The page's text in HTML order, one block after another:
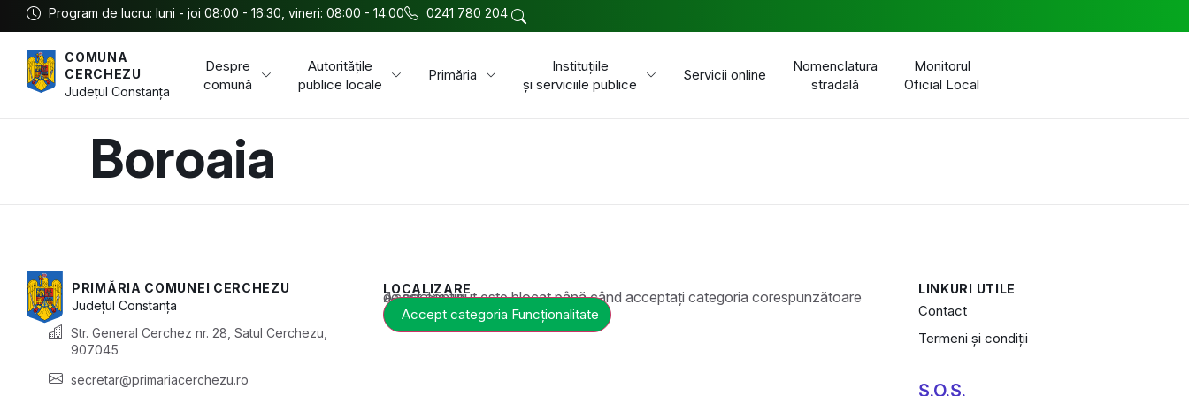
Program de lucru: luni - joi 08:00 - 16:30, vineri: 08:00 - 14:00 0241 780 204
COMUNA
CERCHEZU
JudețulConstanța
Despre
comună
Autoritățile
publice locale
Primăria
Instituțiile
și serviciile publice
Servicii online
Nomenclatura
stradală
Monitorul
Oficial Local
Boroaia
PRIMĂRIA COMUNEI CERCHEZU
JudețulConstanța
Str. General Cerchez nr. 28, Satul Cerchezu,
907045
secretar@primariacerchezu.ro
LOCALIZARE
Acest conținut este blocat până când acceptați categoria corespunzătoare de cookie-uri.
Accept categoria Funcționalitate
LINKURI UTILE
Contact
Termeni și condiții
S.O.S.